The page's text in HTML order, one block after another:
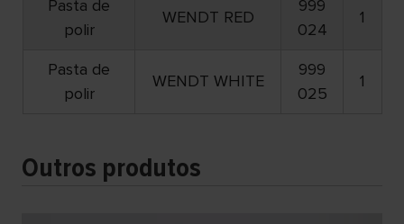
Pasta de
polir
WENDT RED
999
024
1
Pasta de
polir
WENDT WHITE
999
025
1
Outros produtos